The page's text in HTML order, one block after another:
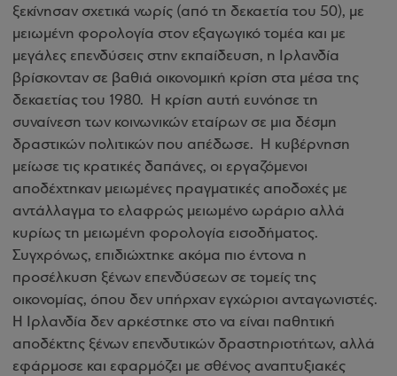
ξεκίνησαν σχετικά νωρίς (από τη δεκαετία του 50), με
μειωμένη φορολογία στον εξαγωγικό τομέα και με
μεγάλες επενδύσεις στην εκπαίδευση, η Ιρλανδία
βρίσκονταν σε βαθιά οικονομική κρίση στα μέσα της
δεκαετίας του 1980. Η κρίση αυτή ευνόησε τη
συναίνεση των κοινωνικών εταίρων σε μια δέσμη
δραστικών πολιτικών που απέδωσε. Η κυβέρνηση
μείωσε τις κρατικές δαπάνες, οι εργαζόμενοι
αποδέχτηκαν μειωμένες πραγματικές αποδοχές με
αντάλλαγμα το ελαφρώς μειωμένο ωράριο αλλά
κυρίως τη μειωμένη φορολογία εισοδήματος.
Συγχρόνως, επιδιώχτηκε ακόμα πιο έντονα η
προσέλκυση ξένων επενδύσεων σε τομείς της
οικονομίας, όπου δεν υπήρχαν εγχώριοι ανταγωνιστές.
Η Ιρλανδία δεν αρκέστηκε στο να είναι παθητική
αποδέκτης ξένων επενδυτικών δραστηριοτήτων, αλλά
εφάρμοσε και εφαρμόζει με σθένος αναπτυξιακές